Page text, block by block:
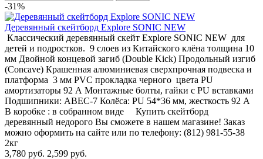
-31%
Деревянный скейтборд Explore SONIC NEW
Классический деревянный скейт Explore SONIC NEW для
детей и подростков. 9 слоев из Китайского клёна толщина 10
мм Двойной концевой загиб (Double Kick) Продольный изгиб
(Concave) Крашенная алюминиевая сверхпрочная подвеска и
платформа 3 мм PVC прокладка черного цвета PU
амортизаторы 92 А Монтажные болты, гайки с PU вставками
Подшипники: ABEC-7 Колёса: PU 54*36 мм, жесткость 92 А
В коробке : в собранном виде Купить скейтборд
деревянный недорого Вы сможете в нашем магазине! Заказ
можно оформить на сайте или по телефону: (812) 981-55-38
2кг
3,780 руб. 2,599 руб.